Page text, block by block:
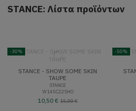
STANCE: Λίστα προϊόντων
-30%
STANCE - SHOW SOME SKIN
TAUPE
STANCE
W145C22SHO
10,50 € 15,00 €
-50%